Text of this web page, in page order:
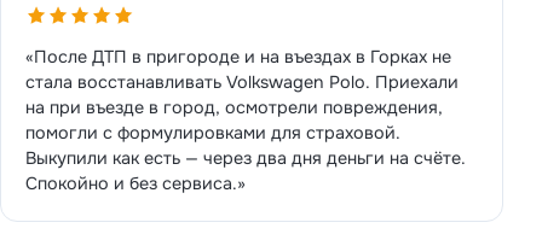
«После ДТП в пригороде и на въездах в Горках не
стала восстанавливать Volkswagen Polo. Приехали
на при въезде в город, осмотрели повреждения,
помогли с формулировками для страховой.
Выкупили как есть — через два дня деньги на счёте.
Спокойно и без сервиса.»